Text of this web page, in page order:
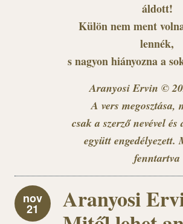
áldott!
Külön nem ment
lennék,
s nagyon hiányozna a
Aranyosi Ervin ©
A vers megosztása,
csak a szerző nevével és
együtt engedélyezett.
fenntartva
nov
21
Aranyosi